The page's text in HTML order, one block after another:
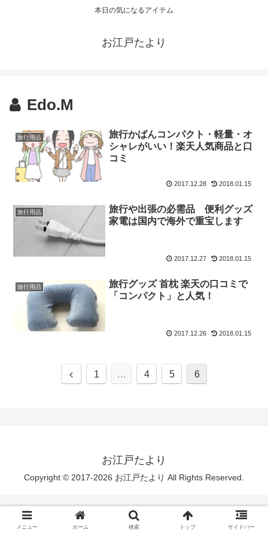
本日の気になるアイテム
お江戸たより
Edo.M
旅行用品
旅行かばんコンパクト・軽量・オ
シャレがいい！楽天人気商品と口
コミ
2017.12.28 2018.01.15
旅行用品
旅行や出張の必需品 便利グッズ
家電は国内で海外で重宝します
2017.12.27 2018.01.15
旅行用品
旅行グッズ 首枕 楽天の口コミで
「コンパクト」と人気！
2017.12.26 2018.01.15
1 … 4 5 6
お江戸たより
Copyright © 2017-2026 お江戸たより All Rights Reserved.
メニュー ホーム 検索 トップ サイドバー